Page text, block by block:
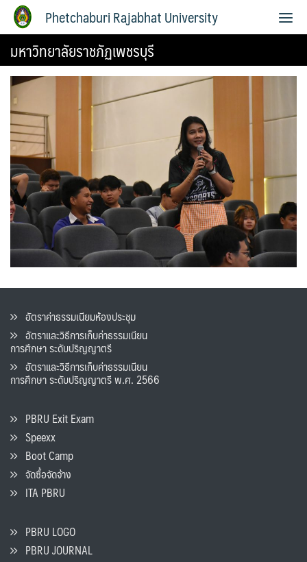
Phetchaburi Rajabhat University
มหาวิทยาลัยราชภัฏเพชรบุรี
อัตราค่าธรรมเนียมห้องประชุม
อัตราและวิธีการเก็บค่าธรรมเนียน
การศึกษา ระดับปริญญาตรี
อัตราและวิธีการเก็บค่าธรรมเนียน
การศึกษา ระดับปริญญาตรี พ.ศ. 2566
PBRU Exit Exam
Speexx
Boot Camp
จัดซื้อจัดจ้าง
ITA PBRU
PBRU LOGO
PBRU JOURNAL